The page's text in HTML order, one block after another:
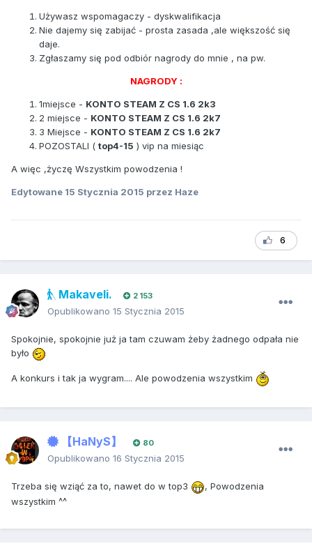
Używasz wspomagaczy - dyskwalifikacja
Nie dajemy się zabijać - prosta zasada ,ale większość się
daje.
Zgłaszamy się pod odbiór nagrody do mnie , na pw.
NAGRODY :
1miejsce - KONTO STEAM Z CS 1.6 2k3
2 miejsce - KONTO STEAM Z CS 1.6 2k7
3 Miejsce - KONTO STEAM Z CS 1.6 2k7
POZOSTALI ( top4-15 ) vip na miesiąc
A więc ,życzę Wszystkim powodzenia !
Edytowane 15 Stycznia 2015 przez Haze
6
Makaveli. 2 153
Opublikowano 15 Stycznia 2015
Spokojnie, spokojnie już ja tam czuwam żeby żadnego odpała nie
było
A konkurs i tak ja wygram.... Ale powodzenia wszystkim
【HaNyS】 80
Opublikowano 16 Stycznia 2015
Trzeba się wziąć za to, nawet do w top3
, Powodzenia
wszystkim ^^